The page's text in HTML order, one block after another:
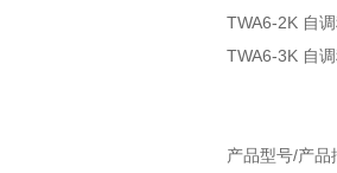
TWA6-2K 自
TWA6-3K 自
产品型号/产品